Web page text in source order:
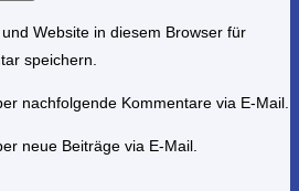
Website in diesem Browser für
speichern.
nachfolgende Kommentare via E-Mail.
neue Beiträge via E-Mail.